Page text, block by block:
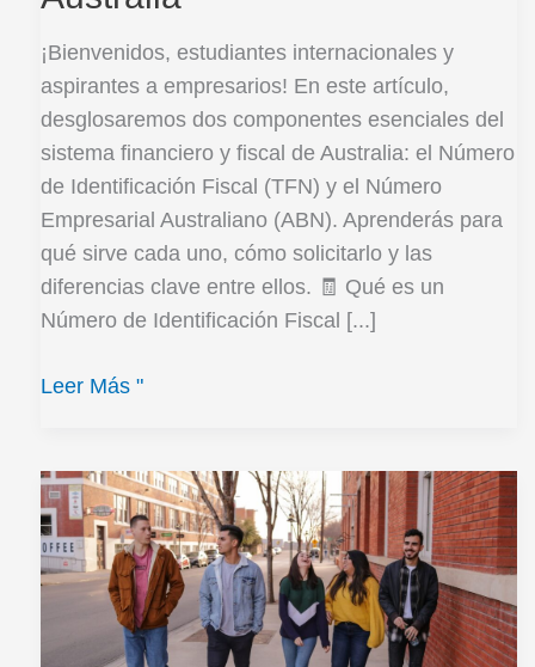
¡Bienvenidos, estudiantes internacionales y
aspirantes a empresarios! En este artículo,
desglosaremos dos componentes esenciales del
sistema financiero y fiscal de Australia: el Número
de Identificación Fiscal (TFN) y el Número
Empresarial Australiano (ABN). Aprenderás para
qué sirve cada uno, cómo solicitarlo y las
diferencias clave entre ellos. 🧾 Qué es un
Número de Identificación Fiscal [...]
Australia
Leer Más "
Guía
de
jubilación
para
estudiantes
internacionales